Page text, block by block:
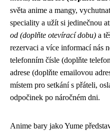
světa anime a mangy,
speciality a užít si jedinečnou
od (doplňte otevírací dobu) a
rezervaci a více informací nás
telefonním čísle (doplňte
adrese (doplňte emailovou
místem pro setkání s přáteli,
odpočinek po náročném dni.
Anime bary jako Yume